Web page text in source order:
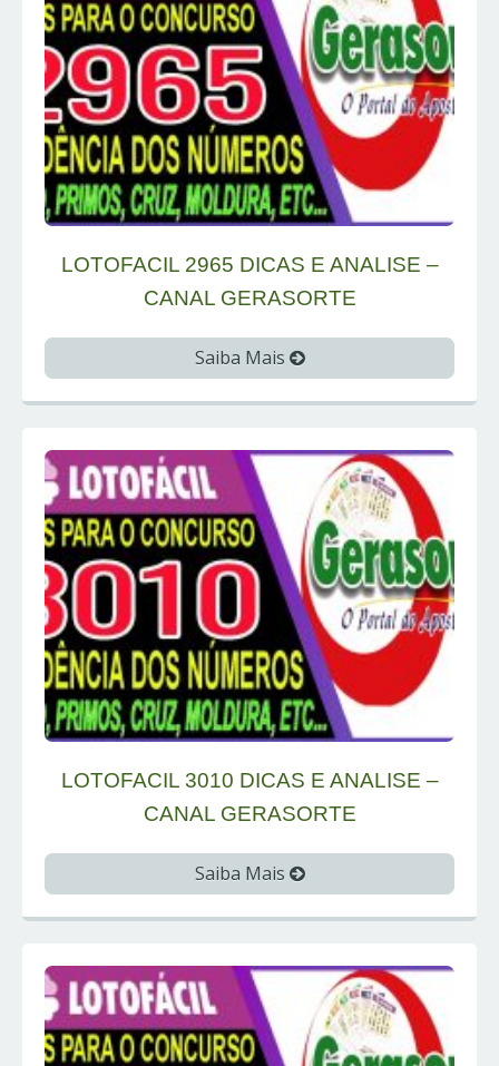
LOTOFACIL 2965 DICAS E ANALISE –
CANAL GERASORTE
Saiba Mais
LOTOFACIL 3010 DICAS E ANALISE –
CANAL GERASORTE
Saiba Mais